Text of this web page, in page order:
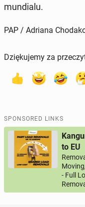
mundi­alu.
PAP / Adriana
Dziękujemy za
SPONSORED LINKS
to EU
- Full